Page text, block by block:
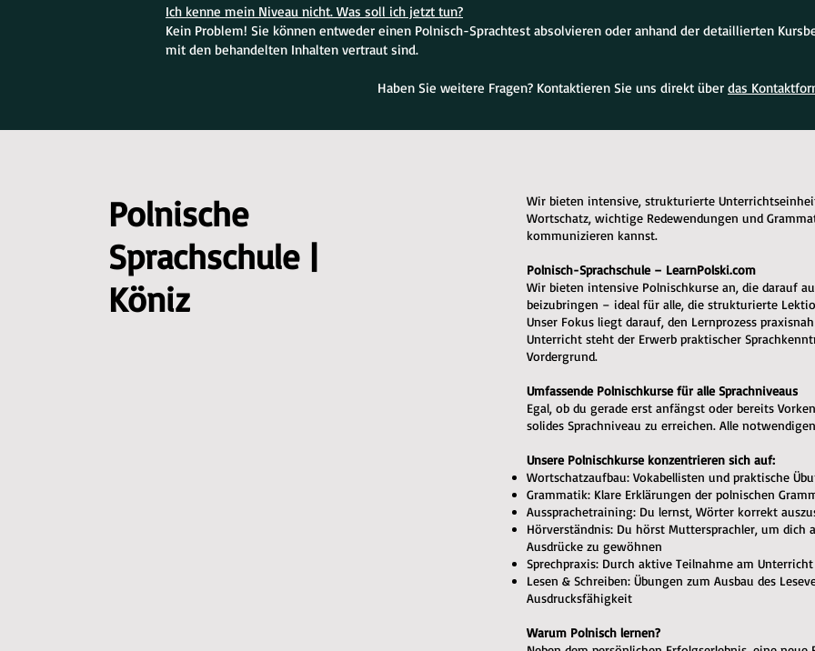
Ich kenne mein Niveau nicht. Was soll ich jetzt tun?
Kein Problem! Sie können entweder einen Polnisch-Sprachtest absolvieren oder anhand der detaillierten
mit den behandelten Inhalten vertraut sind.
Haben Sie weitere Fragen? Kontaktieren Sie uns direkt über das
Polnische
Sprachschule |
Köniz
Wir bieten intensive, strukturierte
Wortschatz, wichtige Redewendungen und
kommunizieren kannst.
Polnisch-Sprachschule – LearnPolski.com
Wir bieten intensive Polnischkurse an, die darauf
beizubringen – ideal für alle, die strukturierte
Unser Fokus liegt darauf, den Lernprozess
Unterricht steht der Erwerb praktischer
Vordergrund.
Umfassende Polnischkurse für alle Sprachniveaus
Egal, ob du gerade erst anfängst oder bereits
solides Sprachniveau zu erreichen. Alle
Unsere Polnischkurse konzentrieren sich auf:
Wortschatzaufbau: Vokabellisten und praktische
Grammatik: Klare Erklärungen der polnischen
Aussprachetraining: Du lernst, Wörter korrekt
Hörverständnis: Du hörst Muttersprachler, um dich
Ausdrücke zu gewöhnen
Sprechpraxis: Durch aktive Teilnahme am
Lesen & Schreiben: Übungen zum Ausbau des
Ausdrucksfähigkeit
Warum Polnisch lernen?